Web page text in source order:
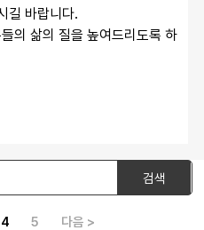
길 바랍니다.
의 삶의 질을 높여드리도록 하
검색
4 5 다음 >